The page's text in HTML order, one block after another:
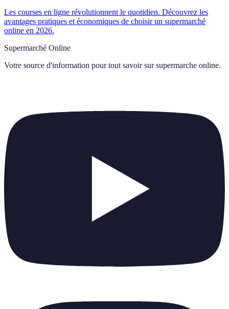
Les courses en ligne révolutionnent le quotidien. Découvrez les
avantages pratiques et économiques de choisir un supermarché
online en 2026.
Supermarché Online
Votre source d'information pour tout savoir sur supermarche online.